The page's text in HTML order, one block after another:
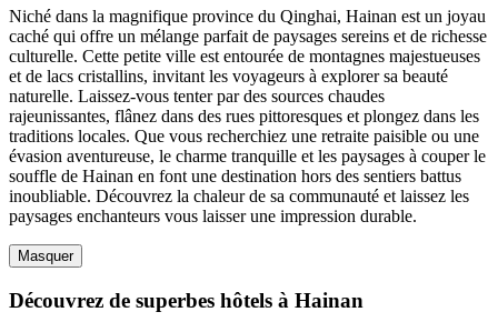
Niché dans la magnifique province du Qinghai, Hainan est un joyau
caché qui offre un mélange parfait de paysages sereins et de richesse
culturelle. Cette petite ville est entourée de montagnes majestueuses
et de lacs cristallins, invitant les voyageurs à explorer sa beauté
naturelle. Laissez-vous tenter par des sources chaudes
rajeunissantes, flânez dans des rues pittoresques et plongez dans les
traditions locales. Que vous recherchiez une retraite paisible ou une
évasion aventureuse, le charme tranquille et les paysages à couper le
souffle de Hainan en font une destination hors des sentiers battus
inoubliable. Découvrez la chaleur de sa communauté et laissez les
paysages enchanteurs vous laisser une impression durable.
Masquer
Découvrez de superbes hôtels à Hainan